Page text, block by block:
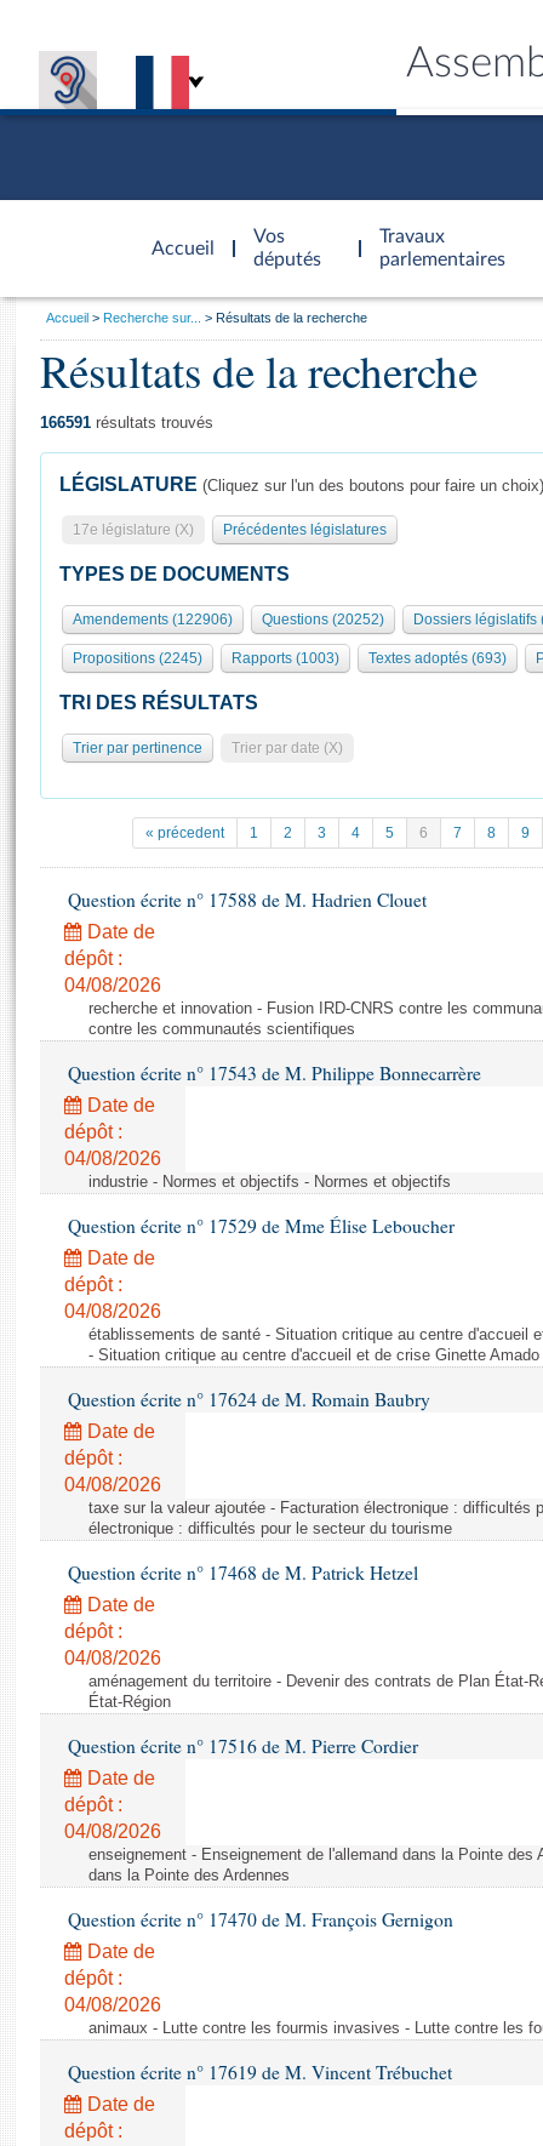
Accueil
d'accueil
Vos
députés
Travaux
parlementaires
Présidence
577 députés
Groupes politiques
Séance publique
Commissions et autres organes
Europe et International
Pétitions
Projets de loi
Propositions de loi
Amendements
Textes adoptés
Rapports législatifs
Rapports sur l'application des lois
Baromètre de l’application des lois
Dossiers législatifs
Budget et sécurité sociale
Questions écrites et orales
Comptes rendus des débats
Général
Rôle et pouvoirs de l'Assemblée
Organisation de l'Assemblée
Présidence Conférence des Présidents Bureau Collège des
Statistiques et chiffres clés
Documents de référence
( Constitution | Règlement de l'Assemblée ... )
Histoire
Juniors
Anciennes législatures
Visiter l'Assemblée
Visite virtuelle du palais Bourbon
Assister à une séance
La Bibliothèque
Contacts et plan d'accès
Photos libres de droit
Vous
Accueil Recherche sur... Résultats de la recherche
Résultats de la recherche
166591 résultats trouvés
LÉGISLATURE (Cliquez sur l'un des boutons pour faire un choix)
17e législature (X) Précédentes législatures
TYPES DE DOCUMENTS
Amendements (122906) Questions (20252) Dossiers législatifs
Propositions (2245) Rapports (1003) Textes adoptés (693)
TRI DES RÉSULTATS
Trier par pertinence Trier par date (X)
« précedent 1 2 3 4 5 6 7 8 9
Question écrite n° 17588 de M. Hadrien Clouet
Date de
dépôt :
04/08/2026
recherche et innovation - Fusion IRD-CNRS contre les
contre les communautés scientifiques
Question écrite n° 17543 de M. Philippe Bonnecarrère
Date de
dépôt :
04/08/2026
industrie - Normes et objectifs - Normes et objectifs
Question écrite n° 17529 de Mme Élise Leboucher
Date de
dépôt :
04/08/2026
établissements de santé - Situation critique au centre d'accueil
- Situation critique au centre d'accueil et de crise Ginette Amado
Question écrite n° 17624 de M. Romain Baubry
Date de
dépôt :
04/08/2026
taxe sur la valeur ajoutée - Facturation électronique : difficultés
électronique : difficultés pour le secteur du tourisme
Question écrite n° 17468 de M. Patrick Hetzel
Date de
dépôt :
04/08/2026
aménagement du territoire - Devenir des contrats de Plan État-
État-Région
Question écrite n° 17516 de M. Pierre Cordier
Date de
dépôt :
04/08/2026
enseignement - Enseignement de l'allemand dans la Pointe des
dans la Pointe des Ardennes
Question écrite n° 17470 de M. François Gernigon
Date de
dépôt :
04/08/2026
animaux - Lutte contre les fourmis invasives - Lutte contre les
Question écrite n° 17619 de M. Vincent Trébuchet
Date de
dépôt :